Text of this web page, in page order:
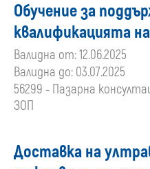
Обучение за
квалификацията
Валидна от: 12.06.2025
Валидна до: 03.07.2025
56299 - Пазарна
ЗОП
Доставка на